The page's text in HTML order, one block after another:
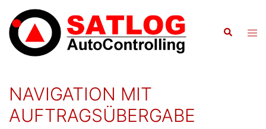
Inhalt
springen
Suche
NAVIGATION MIT
AUFTRAGSÜBERGABE